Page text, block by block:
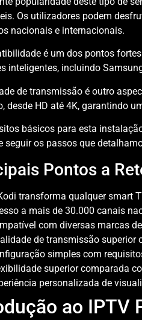
Os utilizadores podem
nacionais e internacionais.
é um dos pontos
inteligentes, incluindo
de transmissão é outro
desde HD até 4K, garantindo
básicos para esta
seguir os passos que
Pontos a
transforma qualquer smart
a mais de 30.000 canais
com diversas marcas
de transmissão superior
simples com
superior comparada
personalizada de
ao IPTV